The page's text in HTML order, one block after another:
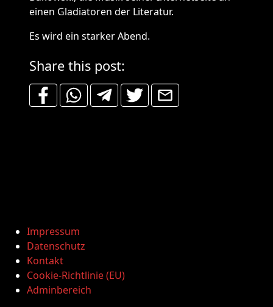
einen Gladiatoren der Literatur.
Es wird ein starker Abend.
Share this post:
Impressum
Datenschutz
Kontakt
Cookie-Richtlinie (EU)
Adminbereich